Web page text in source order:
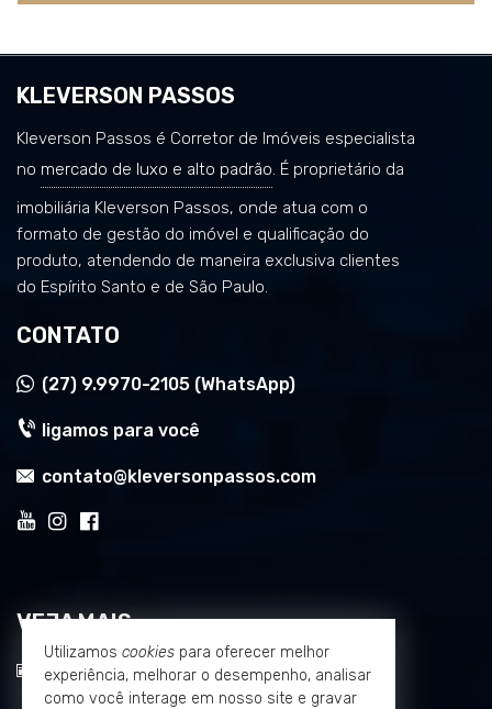
KLEVERSON PASSOS
Kleverson Passos é Corretor de Imóveis especialista
no mercado de luxo e alto padrão. É proprietário da
imobiliária Kleverson Passos, onde atua com o
formato de gestão do imóvel e qualificação do
produto, atendendo de maneira exclusiva clientes
do Espírito Santo e de São Paulo.
CONTATO
(27) 9.9970-2105 (WhatsApp)
ligamos para você
contato@kleversonpassos.com
VEJA MAIS
receba nosso newsletter
Utilizamos cookies para oferecer melhor
experiência, melhorar o desempenho, analisar
como você interage em nosso site e gravar